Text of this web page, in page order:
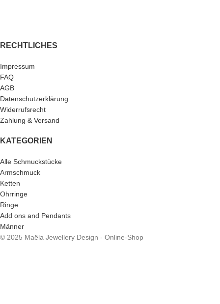
RECHTLICHES
Impressum
FAQ
AGB
Datenschutzerklärung
Widerrufsrecht
Zahlung & Versand
KATEGORIEN
Alle Schmuckstücke
Armschmuck
Ketten
Ohrringe
Ringe
Add ons and Pendants
Männer
© 2025 Maëla Jewellery Design - Online-Shop